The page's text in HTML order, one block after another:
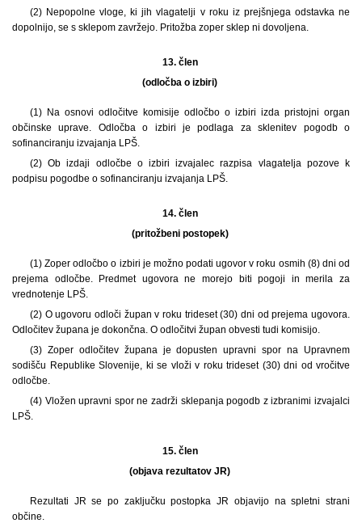
(2) Nepopolne vloge, ki jih vlagatelji v roku iz prejšnjega odstavka ne
dopolnijo, se s sklepom zavržejo. Pritožba zoper sklep ni dovoljena.
13. člen
(odločba o izbiri)
(1) Na osnovi odločitve komisije odločbo o izbiri izda pristojni organ
občinske uprave. Odločba o izbiri je podlaga za sklenitev pogodb o
sofinanciranju izvajanja LPŠ.
(2) Ob izdaji odločbe o izbiri izvajalec razpisa vlagatelja pozove k
podpisu pogodbe o sofinanciranju izvajanja LPŠ.
14. člen
(pritožbeni postopek)
(1) Zoper odločbo o izbiri je možno podati ugovor v roku osmih (8) dni od
prejema odločbe. Predmet ugovora ne morejo biti pogoji in merila za
vrednotenje LPŠ.
(2) O ugovoru odloči župan v roku trideset (30) dni od prejema ugovora.
Odločitev župana je dokončna. O odločitvi župan obvesti tudi komisijo.
(3) Zoper odločitev župana je dopusten upravni spor na Upravnem
sodišču Republike Slovenije, ki se vloži v roku trideset (30) dni od vročitve
odločbe.
(4) Vložen upravni spor ne zadrži sklepanja pogodb z izbranimi izvajalci
LPŠ.
15. člen
(objava rezultatov JR)
Rezultati JR se po zaključku postopka JR objavijo na spletni strani
občine.